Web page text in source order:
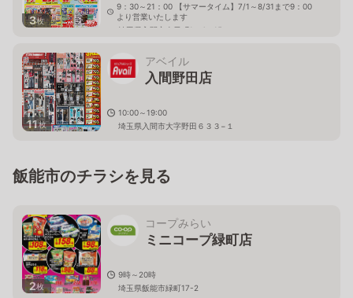
3枚
9：30～21：00 【サマータイム】7/1～8/31まで9：00
より営業いたします
埼玉県入間市春日町1－4－15
11枚
アベイル
入間野田店
10:00～19:00
埼玉県入間市大字野田６３３−１
飯能市のチラシを見る
2枚
コープみらい
ミニコープ緑町店
9時～20時
埼玉県飯能市緑町17-2